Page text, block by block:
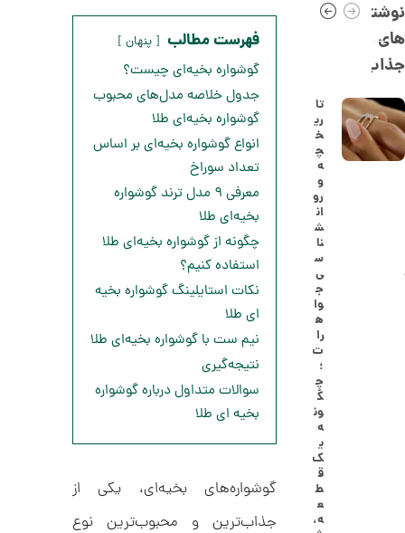
فهرست مطالب پنهان
گوشواره بخیه‌ای چیست؟
جدول خلاصه مدل‌های محبوب
گوشواره بخیه‌ای طلا
انواع گوشواره بخیه‌ای بر اساس
تعداد سوراخ
معرفی ۹ مدل ترند گوشواره
بخیه‌ای طلا
چگونه از گوشواره بخیه‌ای طلا
استفاده کنیم؟
نکات استایلینگ گوشواره بخیه
ای طلا
نیم ست با گوشواره بخیه‌ای طلا
نتیجه‌گیری
سوالات متداول درباره گوشواره
بخیه ای طلا
گوشواره‌های بخیه‌ای، یکی از
جذاب‌ترین و محبوب‌ترین نوع
نوشته
های
جذاب
تا
ری
خ
چ
ه
و
رو
ان
ش
نا
س
ی
ج
وا
ه
را
ت
؛
چ
گ
ون
ه
ی
ک
ق
ط
ع
ه،
ا
ن
ش
ت
ر
ط
ل
ا
ا
ز
ک
ا
ل
ک
ن
م
ل
ا
ک
د
C
R
5
0
,
3
3
3
,
0
0
0
ت
و
م